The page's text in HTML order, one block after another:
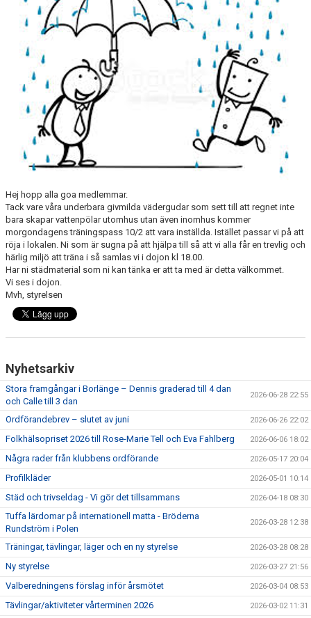
OM JUDO
JAG VILL BÖRJA TRÄNA JUDO
FJK MÖTER FRAMTIDEN
JUDODRAGET 2.0
INFORMATION KRING TRÄNING OCH COVID-19
Hej hopp alla goa medlemmar.
Tack vare våra underbara givmilda vädergudar som sett till att regnet inte
bara skapar vattenpölar utomhus utan även inomhus kommer
morgondagens träningspass 10/2 att vara inställda. Istället passar vi på att
röja i lokalen. Ni som är sugna på att hjälpa till så att vi alla får en trevlig och
härlig miljö att träna i så samlas vi i dojon kl 18.00.
Har ni städmaterial som ni kan tänka er att ta med är detta välkommet.
Vi ses i dojon.
Mvh, styrelsen
Nyhetsarkiv
Stora framgångar i Borlänge – Dennis graderad till 4 dan
och Calle till 3 dan
2026-06-28 22:55
Ordförandebrev – slutet av juni 2026-06-26 22:02
Folkhälsopriset 2026 till Rose-Marie Tell och Eva Fahlberg 2026-06-06 18:02
Några rader från klubbens ordförande 2026-05-17 20:04
Profilkläder 2026-05-01 10:14
Städ och trivseldag - Vi gör det tillsammans 2026-04-18 08:30
Tuffa lärdomar på internationell matta - Bröderna
Rundström i Polen
2026-03-28 12:38
Träningar, tävlingar, läger och en ny styrelse 2026-03-28 08:28
Ny styrelse 2026-03-27 21:56
Valberedningens förslag inför årsmötet 2026-03-04 08:53
Tävlingar/aktiviteter vårterminen 2026 2026-03-02 11:31